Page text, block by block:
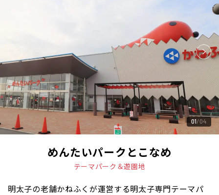
01 04
めんたいパークとこなめ
テーマパーク＆遊園地
明太子の老舗かねふくが運営する明太子専門テーマパ